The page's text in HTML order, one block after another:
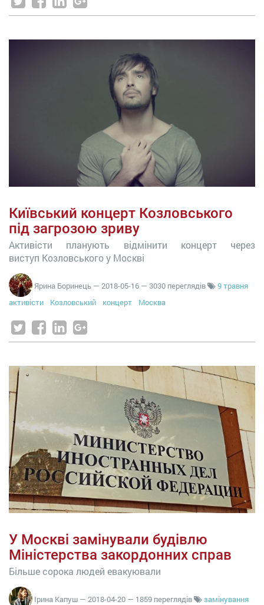
Київський концерт Козловського
під загрозою зриву
Активісти планують відмінити концерт через
виступ Козловського у Москві
Ярина Боринець — 2018-05-16 — 3030 переглядів
9 травня
активісти
Козловський концерт Москва
У Москві замінували будівлю
Міністерства закордонних справ
Більше сорока людей евакуювали
Ірина Капуш — 2018-04-20 — 1859 переглядів
замінування